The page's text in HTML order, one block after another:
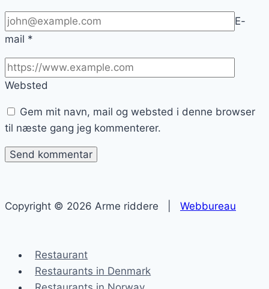
E-
mail *
Websted
Gem mit navn, mail og websted i denne browser
til næste gang jeg kommenterer.
Copyright © 2026 Arme riddere | Webbureau
Restaurant
Restaurants in Denmark